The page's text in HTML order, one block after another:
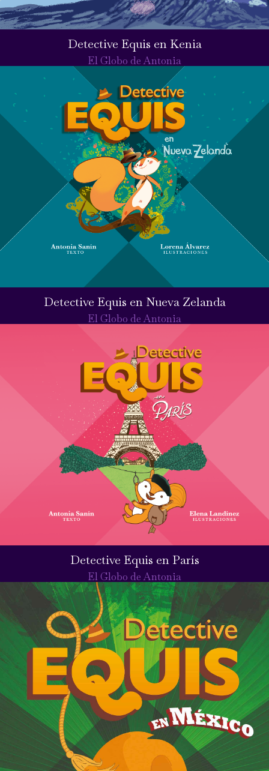
Detective Equis en Kenia
El Globo de Antonia
Detective Equis en Nueva Zelanda
El Globo de Antonia
Detective Equis en París
El Globo de Antonia